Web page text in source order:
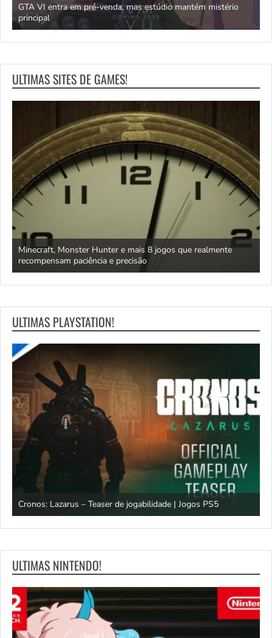
GTA VI entra em pré-venda, mas estúdio mantém mistério
principal
ULTIMAS SITES DE GAMES!
Minecraft, Monster Hunter e mais 8 jogos que realmente
recompensam paciência e precisão
ULTIMAS PLAYSTATION!
Cronos: Lazarus – Teaser de jogabilidade | Jogos PS5
ULTIMAS NINTENDO!